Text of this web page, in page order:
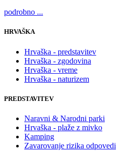
podrobno ...
HRVAŠKA
Hrvaška - predstavitev
Hrvaška - zgodovina
Hrvaška - vreme
Hrvaška - naturizem
PREDSTAVITEV
Naravni & Narodni parki
Hrvaška - plaže z mivko
Kamping
Zavarovanje rizika odpovedi